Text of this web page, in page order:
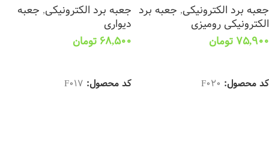
جعبه برد الکترونیکی, جعبه برد
الکترونیکی رومیزی
75,900 تومان
کد محصول: F020
جعبه برد الکترونیکی, جعبه
دیواری
68,500 تومان
کد محصول: F017